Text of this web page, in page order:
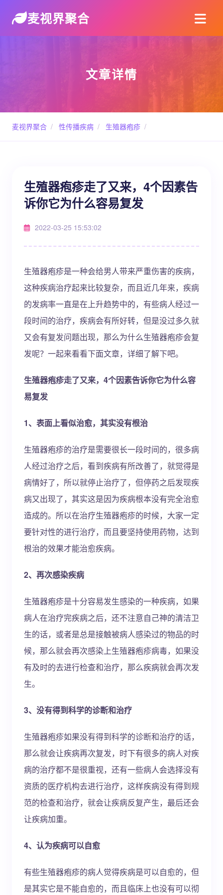
麦视界聚合
文章详情
麦视界聚合 / 性传播疾病 / 生殖器疱疹 /
生殖器疱疹走了又来，4个因素告
诉你它为什么容易复发
2022-03-25 15:53:02
生殖器疱疹是一种会给男人带来严重伤害的疾病，
这种疾病治疗起来比较复杂，而且近几年来，疾病
的发病率一直是在上升趋势中的，有些病人经过一
段时间的治疗，疾病会有所好转，但是没过多久就
又会有复发问题出现，那么为什么生殖器疱疹会复
发呢？一起来看看下面文章，详细了解下吧。
生殖器疱疹走了又来，4个因素告诉你它为什么容
易复发
1、表面上看似治愈，其实没有根治
生殖器疱疹的治疗是需要很长一段时间的，很多病
人经过治疗之后，看到疾病有所改善了，就觉得是
病情好了，所以就停止治疗了，但停药之后发现疾
病又出现了，其实这是因为疾病根本没有完全治愈
造成的。所以在治疗生殖器疱疹的时候，大家一定
要针对性的进行治疗，而且要坚持使用药物，达到
根治的效果才能治愈疾病。
2、再次感染疾病
生殖器疱疹是十分容易发生感染的一种疾病，如果
病人在治疗完疾病之后，还不注意自己神的清洁卫
生的话，或者是总是接触被病人感染过的物品的时
候，那么就会再次感染上生殖器疱疹病毒，如果没
有及时的去进行检查和治疗，那么疾病就会再次发
生。
3、没有得到科学的诊断和治疗
生殖器疱疹如果没有得到科学的诊断和治疗的话，
那么就会让疾病再次复发，时下有很多的病人对疾
病的治疗都不是很重视，还有一些病人会选择没有
资质的医疗机构去进行治疗，这样疾病没有得到规
范的检查和治疗，就会让疾病反复产生，最后还会
让疾病加重。
4、认为疾病可以自愈
有些生殖器疱疹的病人觉得疾病是可以自愈的，但
是其实它是不能自愈的，而且临床上也没有可以彻